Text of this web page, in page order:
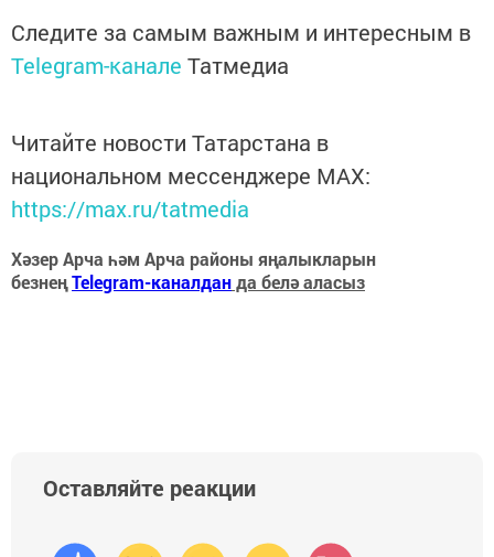
Следите за самым важным и интересным в
Telegram-канале Татмедиа
Читайте новости Татарстана в
национальном мессенджере MАХ:
https://max.ru/tatmedia
Хәзер Арча һәм Арча районы яңалыкларын
безнеңTelegram-каналданда белә аласыз
Оставляйте реакции